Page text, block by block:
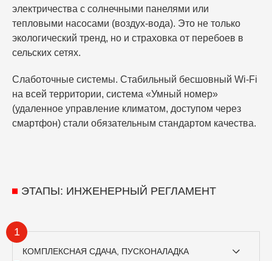
электричества с солнечными панелями или
тепловыми насосами (воздух-вода). Это не только
экологический тренд, но и страховка от перебоев в
сельских сетях.
Слаботочные системы. Стабильный бесшовный Wi-Fi
на всей территории, система «Умный номер»
(удаленное управление климатом, доступом через
смартфон) стали обязательным стандартом качества.
ЭТАПЫ: ИНЖЕНЕРНЫЙ РЕГЛАМЕНТ
1
КОМПЛЕКСНАЯ СДАЧА, ПУСКОНАЛАДКА